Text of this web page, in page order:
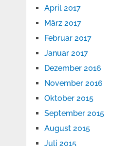
April 2017
März 2017
Februar 2017
Januar 2017
Dezember 2016
November 2016
Oktober 2015
September 2015
August 2015
Juli 2015